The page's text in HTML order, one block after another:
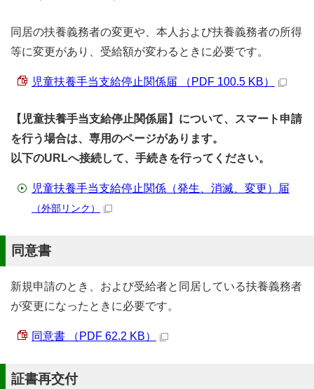
同居の扶養義務者の変更や、本人および扶養義務者の所得
等に変更があり、受給額が変わるときに必要です。
児童扶養手当支給停止関係届 （PDF 100.5 KB）
【児童扶養手当支給停止関係届】について、スマート申請
を行う場合は、専用のページがあります。
以下のURLへ接続して、手続きを行ってください。
児童扶養手当支給停止関係（発生、消滅、変更）届
（外部リンク）
同意書
新規申請のとき、および受給者と同居している扶養義務者
が変更になったときに必要です。
同意書 （PDF 62.2 KB）
証書再交付